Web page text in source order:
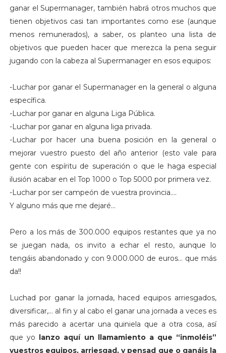
ganar el Supermanager, también habrá otros muchos que
tienen objetivos casi tan importantes como ese (aunque
menos remunerados), a saber, os planteo una lista de
objetivos que pueden hacer que merezca la pena seguir
jugando con la cabeza al Supermanager en esos equipos:
-Luchar por ganar el Supermanager en la general o alguna
específica.
-Luchar por ganar en alguna Liga Pública.
-Luchar por ganar en alguna liga privada.
-Luchar por hacer una buena posición en la general o
mejorar vuestro puesto del año anterior (esto vale para
gente con espíritu de superación o que le haga especial
ilusión acabar en el Top 1000 o Top 5000 por primera vez.
-Luchar por ser campeón de vuestra provincia….
Y alguno más que me dejaré…
Pero a los más de 300.000 equipos restantes que ya no
se juegan nada, os invito a echar el resto, aunque lo
tengáis abandonado y con 9.000.000 de euros… que más
da!!
Luchad por ganar la jornada, haced equipos arriesgados,
diversificar,… al fin y al cabo el ganar una jornada a veces es
más parecido a acertar una quiniela que a otra cosa, así
que yo lanzo aquí un llamamiento a que “inmoléis”
vuestros equipos, arriesgad, y pensad que o ganáis la